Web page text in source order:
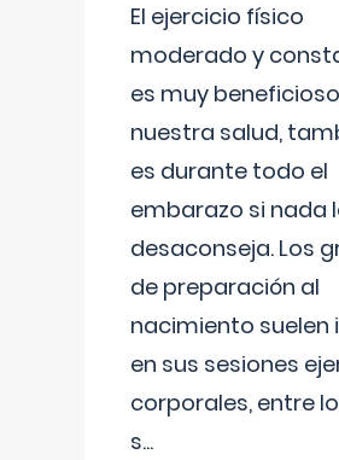
El ejercicio físico
moderado y
es muy
nuestra salud,
es durante todo el
embarazo si nada
desaconseja. Los
de preparación al
nacimiento suelen
en sus sesiones
corporales, entre
s...